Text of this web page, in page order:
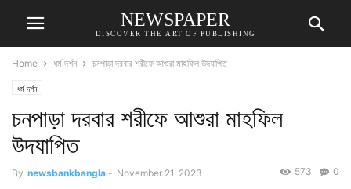
NEWSPAPER
DISCOVER THE ART OF PUBLISHING
Home ধর্ম দর্শন চনপাড়া দরবার শরীফে আশুরা মাহফিল উদযাপিত
ধর্ম দর্শন
চনপাড়া দরবার শরীফে আশুরা মাহফিল
উদযাপিত
By newsbankbangla - November 21, 2023 0
573